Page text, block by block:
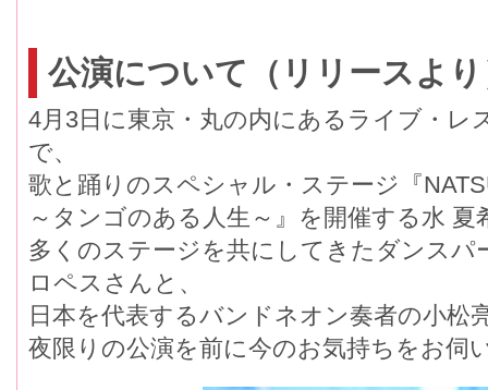
公演について（リリースよ
4月3日に東京・丸の内にあるライブ・レ
で、
歌と踊りのスペシャル・ステージ『
～タンゴのある人生～』を開催する水 夏
多くのステージを共にしてきたダンス
ロペスさんと、
日本を代表するバンドネオン奏者の小松
夜限りの公演を前に今のお気持ちをお伺